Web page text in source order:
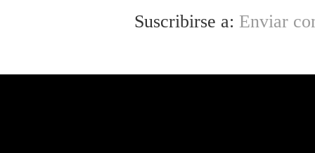
Suscribirse a: Enviar